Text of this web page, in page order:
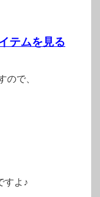
テムを見る
ので、
すよ♪